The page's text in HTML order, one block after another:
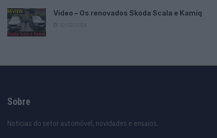
Vídeo – Os renovados Skoda Scala e Kamiq
Sobre
Noticias do setor automóvel, novidades e ensaios.